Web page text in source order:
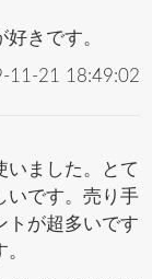
きです。
11-21 18:49:02
いました。とて
いです。売り手
トが超多いです